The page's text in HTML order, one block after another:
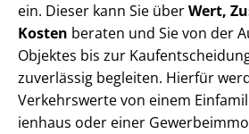
ein. Dieser kann Sie überWert,
Kosten beraten und Sie von der
Objektes bis zur
zuverlässig begleiten. Hierfür
Verkehrswerte von einem
i­en­haus oder einer